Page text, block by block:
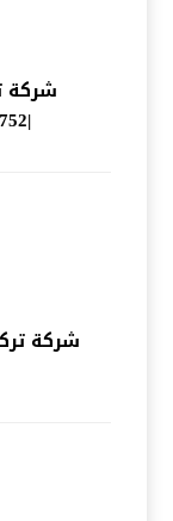
شركة
|0545574752|تركيب السيراميك
شركة